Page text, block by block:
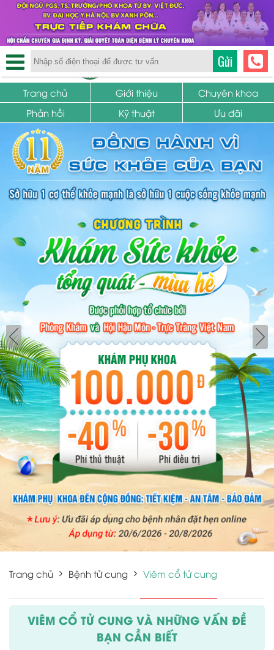
TRUNG TÂM PHỤ KHOA
SỨC KHỎE SINH SẢN
Trang chủ Giới thiệu
Chuyên khoa
Phản hồi
Kỹ thuật Ưu đãi
Trang chủ Bệnh tử cung Viêm cổ tử cung
VIÊM CỔ TỬ CUNG VÀ NHỮNG VẤN ĐỀ
BẠN CẦN BIẾT
Gửi